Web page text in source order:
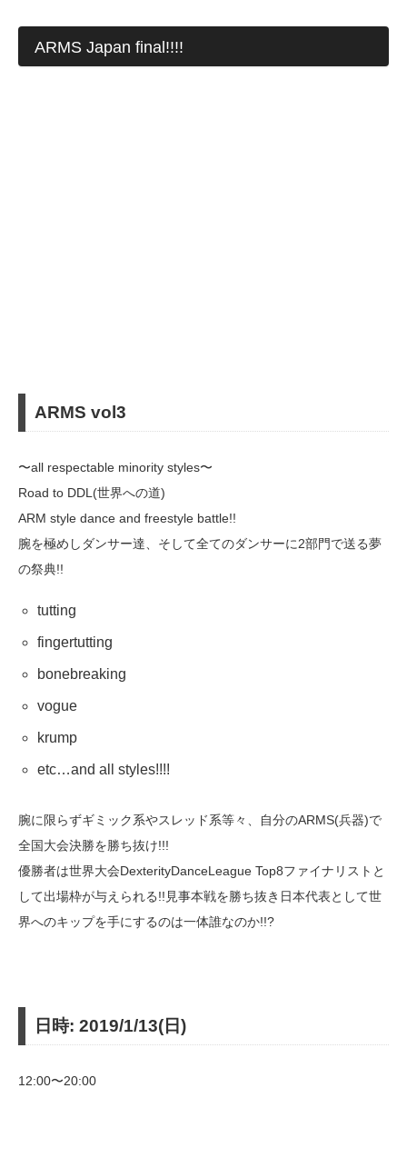
ARMS Japan final!!!!
ARMS vol3
〜all respectable minority styles〜
Road to DDL(世界への道)
ARM style dance and freestyle battle!!
腕を極めしダンサー達、そして全てのダンサーに2部門で送る夢
の祭典!!
tutting
fingertutting
bonebreaking
vogue
krump
etc…and all styles!!!!
腕に限らずギミック系やスレッド系等々、自分のARMS(兵器)で
全国大会決勝を勝ち抜け!!!
優勝者は世界大会DexterityDanceLeague Top8ファイナリストと
して出場枠が与えられる!!見事本戦を勝ち抜き日本代表として世
界へのキップを手にするのは一体誰なのか!!?
日時: 2019/1/13(日)
12:00〜20:00